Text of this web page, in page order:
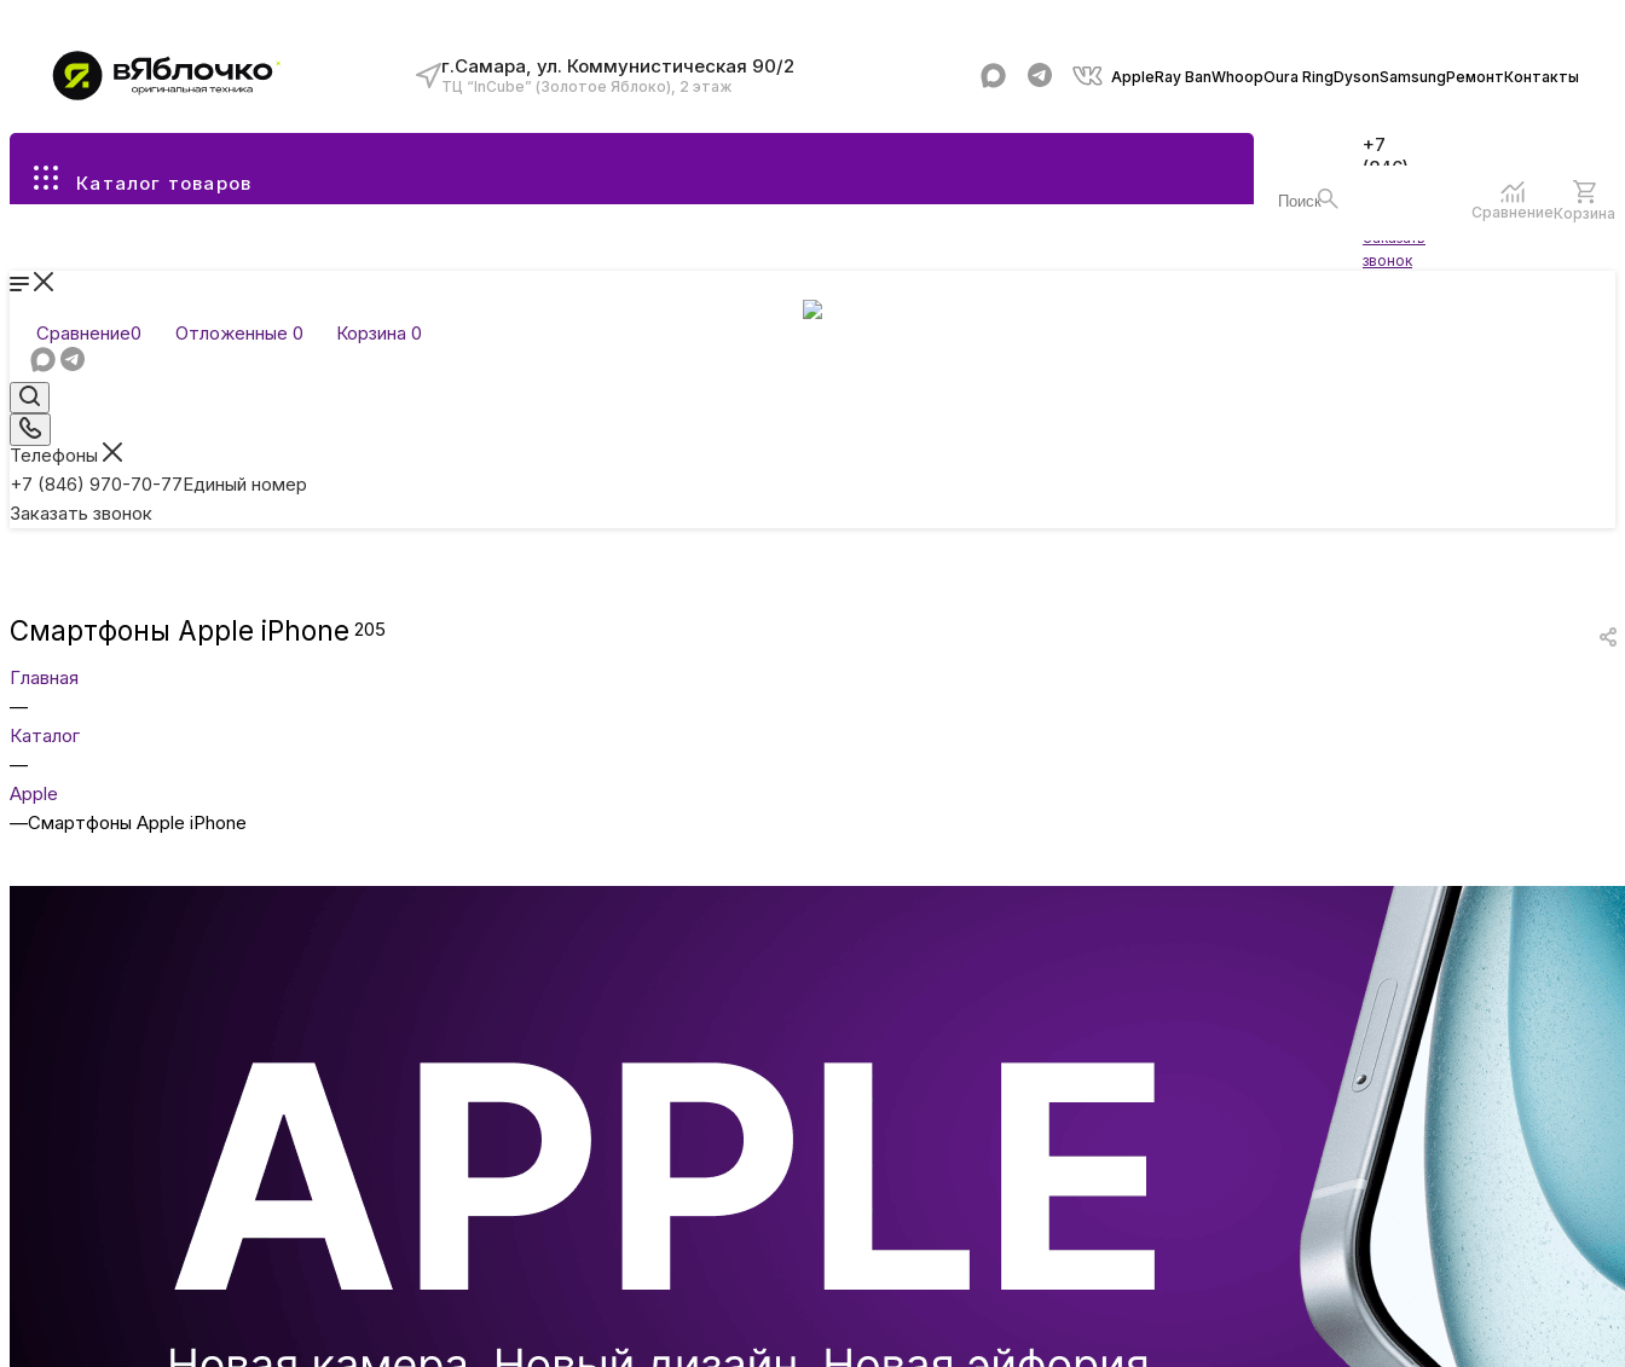
г.Самара, ул. Коммунистическая 90/2
ТЦ “InCube” (Золотое Яблоко), 2 этаж
AppleRay BanWhoopOura RingDysonSamsungРемонтКонтакты
Каталог товаров
+7
(846)
Заказать
звонок
СравнениеКорзина
Сравнение0 Отложенные 0 Корзина 0
Телефоны
+7 (846) 970-70-77Единый номер
Заказать звонок
Все разделы каталога
Бытовая техника
Смартфоны Apple iPhone 205
Главная
—
Каталог
—
Apple
—Смартфоны Apple iPhone